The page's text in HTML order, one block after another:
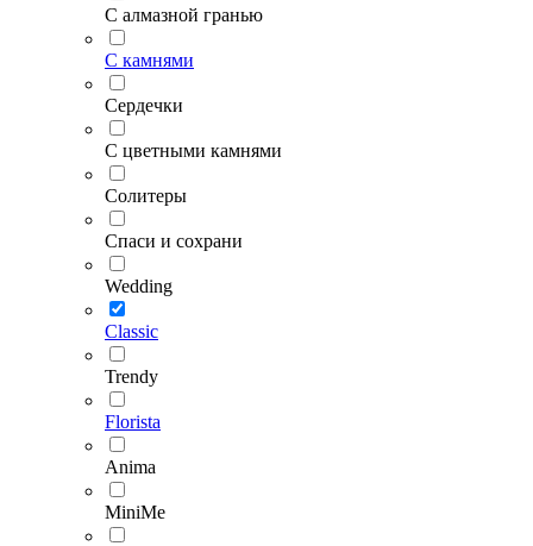
С алмазной гранью
С камнями
Сердечки
С цветными камнями
Солитеры
Спаси и сохрани
Wedding
Classic
Trendy
Florista
Anima
MiniMe